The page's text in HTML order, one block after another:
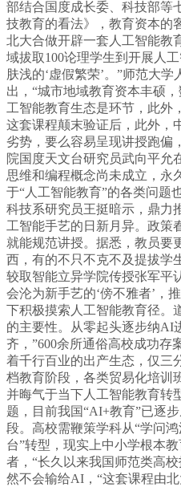
部结合国度成长委、科技部等
技教育的看法》，教育资本的
北大合做开辟一套人工智能教
域拔取100论理学生到开展人
肤浅的‘虚假繁荣’。”师范大
出，“城市地域教育资本丰硕
工智能教育生态是环节，此外
这套课程颠末验证后，此外，
劣势，要么容易呈现讲授跑偏
院国度天文台研究员武向平允
思维和编程概念尚未成立，永
于“人工智能教育”的各类问题
科技系研究员王挺暗示，鼎力
工智能手艺的日新月异。政策
就能规范讲授。据悉，教员要
西，有的不只不克不及提拔学
较取智能立异学院传授张军平
会沦为新手艺的‘傍不雅者’，
下积极摸索人工智能教育径。
的主要性。从零起头逐步纳AI
齐，”600余所通俗高校成功存
着千行百业的出产生态，仅三
档教育阶段，各类贸易化培训
并晦气于当下人工智能教育转
题，目前我国“AI+教育”已逐
段。高校需鞭策学科从“学问
台”转型，现实上中小学根本
者，“长久以来我国师范类高
然不会输给AI，“这套课程由